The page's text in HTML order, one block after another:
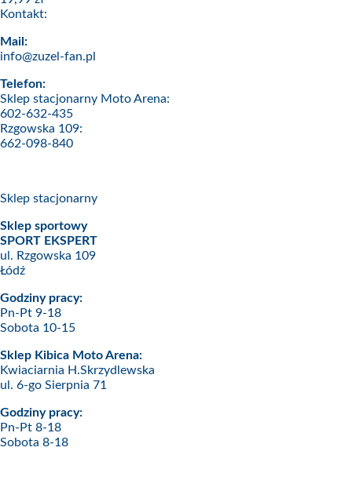
Kontakt:
Mail:
info@zuzel-fan.pl
Telefon:
Sklep stacjonarny Moto Arena:
602-632-435
Rzgowska 109:
662-098-840
Sklep stacjonarny
Sklep sportowy
SPORT EKSPERT
ul. Rzgowska 109
Łódź
Godziny pracy:
Pn-Pt 9-18
Sobota 10-15
Sklep Kibica Moto Arena:
Kwiaciarnia H.Skrzydlewska
ul. 6-go Sierpnia 71
Godziny pracy:
Pn-Pt 8-18
Sobota 8-18